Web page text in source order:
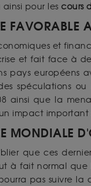
ainsi pour les cours
FAVORABLE
et
et fait face à
pays européens
spéculations ou
ainsi que la
impact important
MONDIALE
que ces
à fait normal
pas suivre